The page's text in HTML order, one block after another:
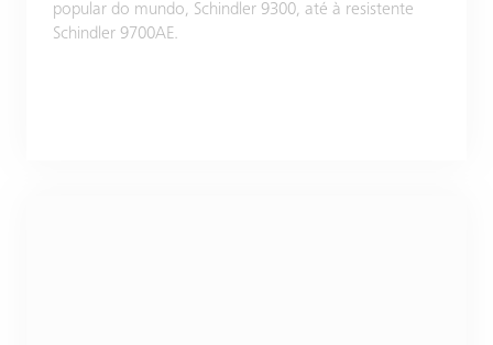
popular do mundo, Schindler 9300, até à resistente
Schindler 9700AE.